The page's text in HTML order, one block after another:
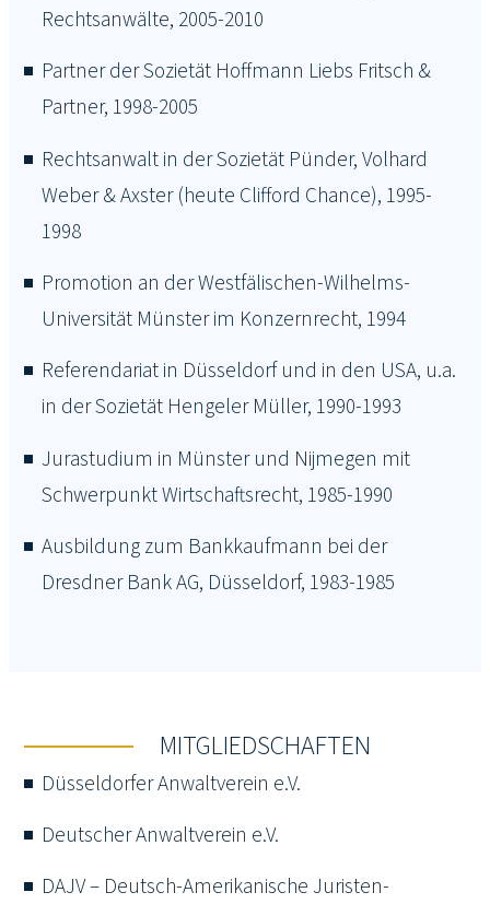
Rechtsanwälte, 2005-2010
Partner der Sozietät Hoffmann Liebs Fritsch &
Partner, 1998-2005
Rechtsanwalt in der Sozietät Pünder, Volhard
Weber & Axster (heute Clifford Chance), 1995-
1998
Promotion an der Westfälischen-Wilhelms-
Universität Münster im Konzernrecht, 1994
Referendariat in Düsseldorf und in den USA, u.a.
in der Sozietät Hengeler Müller, 1990-1993
Jurastudium in Münster und Nijmegen mit
Schwerpunkt Wirtschaftsrecht, 1985-1990
Ausbildung zum Bankkaufmann bei der
Dresdner Bank AG, Düsseldorf, 1983-1985
MITGLIEDSCHAFTEN
Düsseldorfer Anwaltverein e.V.
Deutscher Anwaltverein e.V.
DAJV – Deutsch-Amerikanische Juristen-